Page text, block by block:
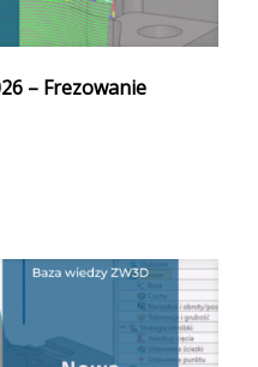
– Frezowanie